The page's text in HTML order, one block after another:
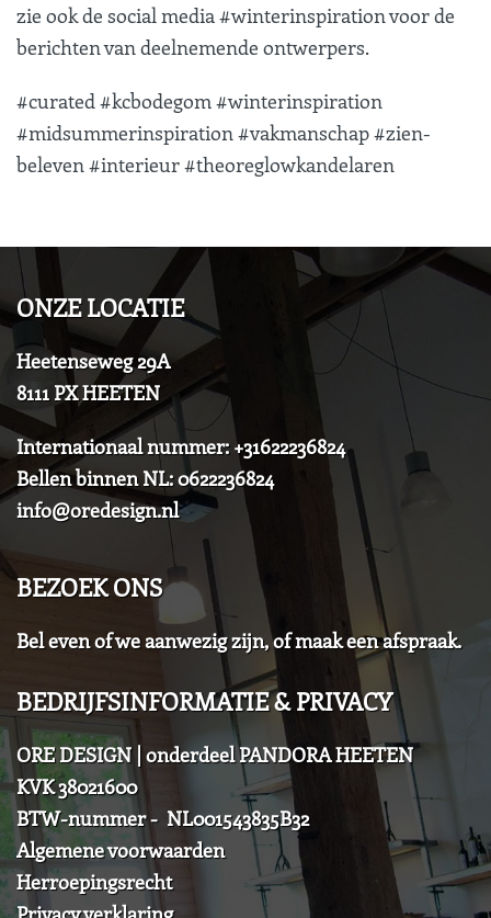
zie ook de social media #winterinspiration voor de
berichten van deelnemende ontwerpers.
#curated #kcbodegom #winterinspiration
#midsummerinspiration #vakmanschap #zien-
beleven #interieur #theoreglowkandelaren
ONZE LOCATIE
Heetenseweg 29A
8111 PX HEETEN
Internationaal nummer: +31622236824
Bellen binnen NL: 0622236824
info@oredesign.nl
BEZOEK ONS
Bel even of we aanwezig zijn, of maak een afspraak.
BEDRIJFSINFORMATIE & PRIVACY
ORE DESIGN | onderdeel PANDORA HEETEN
KVK 38021600
BTW-nummer - NL001543835B32
Algemene voorwaarden
Herroepingsrecht